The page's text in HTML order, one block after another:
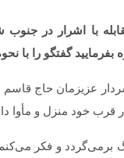
گفتگو را با
عزیزمان حاج
قرب خود منزل و مأوا